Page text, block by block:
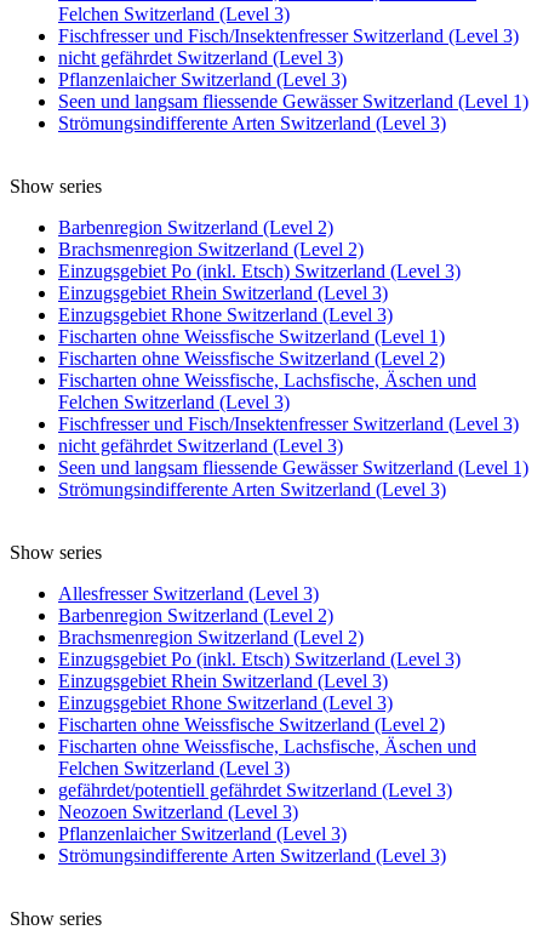
Felchen Switzerland (Level 3)
Fischfresser und Fisch/Insektenfresser Switzerland (Level 3)
nicht gefährdet Switzerland (Level 3)
Pflanzenlaicher Switzerland (Level 3)
Seen und langsam fliessende Gewässer Switzerland (Level 1)
Strömungsindifferente Arten Switzerland (Level 3)
Show series
Barbenregion Switzerland (Level 2)
Brachsmenregion Switzerland (Level 2)
Einzugsgebiet Po (inkl. Etsch) Switzerland (Level 3)
Einzugsgebiet Rhein Switzerland (Level 3)
Einzugsgebiet Rhone Switzerland (Level 3)
Fischarten ohne Weissfische Switzerland (Level 1)
Fischarten ohne Weissfische Switzerland (Level 2)
Fischarten ohne Weissfische, Lachsfische, Äschen und
Felchen Switzerland (Level 3)
Fischfresser und Fisch/Insektenfresser Switzerland (Level 3)
nicht gefährdet Switzerland (Level 3)
Seen und langsam fliessende Gewässer Switzerland (Level 1)
Strömungsindifferente Arten Switzerland (Level 3)
Show series
Allesfresser Switzerland (Level 3)
Barbenregion Switzerland (Level 2)
Brachsmenregion Switzerland (Level 2)
Einzugsgebiet Po (inkl. Etsch) Switzerland (Level 3)
Einzugsgebiet Rhein Switzerland (Level 3)
Einzugsgebiet Rhone Switzerland (Level 3)
Fischarten ohne Weissfische Switzerland (Level 2)
Fischarten ohne Weissfische, Lachsfische, Äschen und
Felchen Switzerland (Level 3)
gefährdet/potentiell gefährdet Switzerland (Level 3)
Neozoen Switzerland (Level 3)
Pflanzenlaicher Switzerland (Level 3)
Strömungsindifferente Arten Switzerland (Level 3)
Show series